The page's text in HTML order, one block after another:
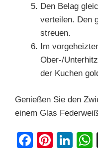
Den Belag
verteilen. Den
streuen.
Im
Ober-/
der Kuchen
Genießen Sie den
einem Glas
F
Pi
Li